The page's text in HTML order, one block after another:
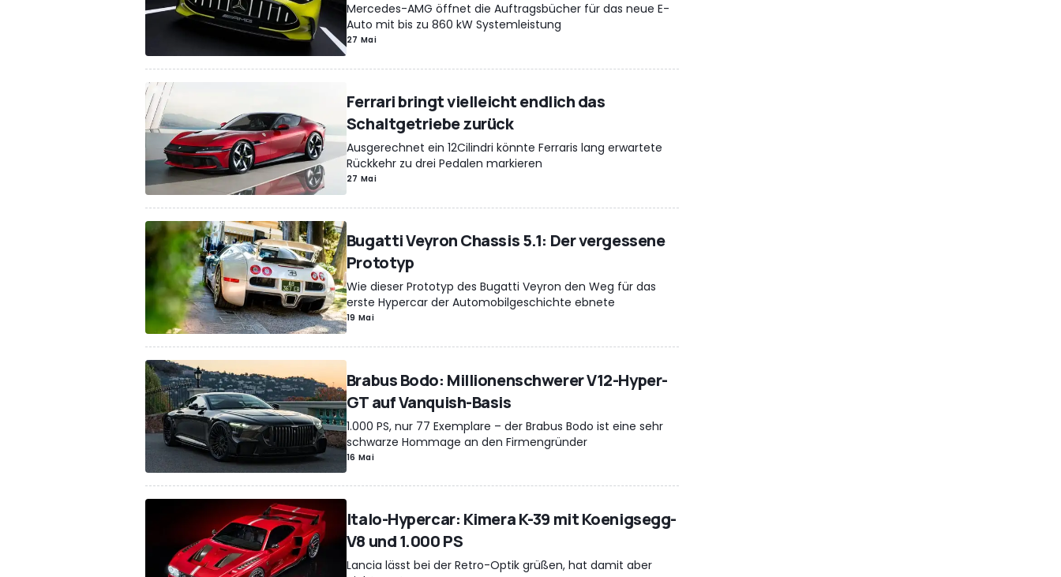
Mercedes-AMG öffnet die Auftragsbücher für das neue E-
Auto mit bis zu 860 kW Systemleistung
27 Mai
Ferrari bringt vielleicht endlich das
Schaltgetriebe zurück
Ausgerechnet ein 12Cilindri könnte Ferraris lang erwartete
Rückkehr zu drei Pedalen markieren
27 Mai
Bugatti Veyron Chassis 5.1: Der vergessene
Prototyp
Wie dieser Prototyp des Bugatti Veyron den Weg für das
erste Hypercar der Automobilgeschichte ebnete
19 Mai
Brabus Bodo: Millionenschwerer V12-Hyper-
GT auf Vanquish-Basis
1.000 PS, nur 77 Exemplare – der Brabus Bodo ist eine sehr
schwarze Hommage an den Firmengründer
16 Mai
Italo-Hypercar: Kimera K-39 mit Koenigsegg-
V8 und 1.000 PS
Lancia lässt bei der Retro-Optik grüßen, hat damit aber